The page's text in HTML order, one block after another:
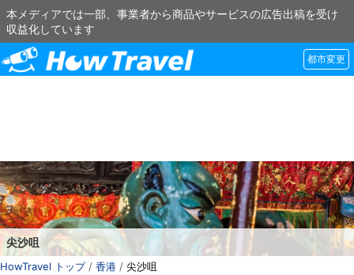
本メディアでは一部、事業者から商品やサービスの広告出稿を受け
収益化しています
都市変更
尖沙咀
HowTravel トップ/ 香港 / 尖沙咀